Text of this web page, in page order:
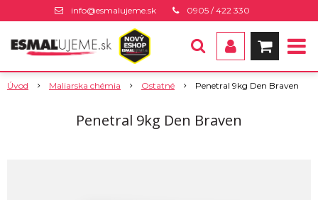
info@esmalujeme.sk 0905 / 422 330
Úvod Maliarska chémia Ostatné Penetral 9kg Den Braven
Penetral 9kg Den Braven